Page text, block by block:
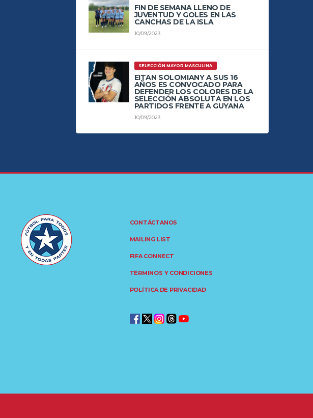
FIN DE SEMANA LLENO DE
JUVENTUD Y GOLES EN LAS
CANCHAS DE LA ISLA
10/09/2023
SELECCIÓN MAYOR MASCULINA
EITAN SOLOMIANY A SUS 16
AÑOS ES CONVOCADO PARA
DEFENDER LOS COLORES DE LA
SELECCIÓN ABSOLUTA EN LOS
PARTIDOS FRENTE A GUYANA
10/09/2023
CONTÁCTANOS
MAILING LIST
FIFA CONNECT
TÉRMINOS Y CONDICIONES
POLÍTICA DE PRIVACIDAD